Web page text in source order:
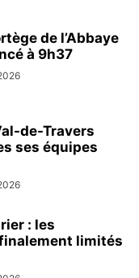
de l’Abbaye
à 9h37
de-Travers
ses équipes
: les
limités